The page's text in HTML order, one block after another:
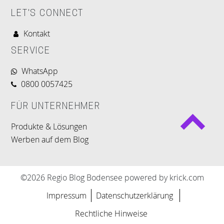
LET'S CONNECT
Kontakt
SERVICE
WhatsApp
0800 0057425
FÜR UNTERNEHMER
Produkte & Lösungen
Werben auf dem Blog
©2026 Regio Blog Bodensee powered by krick.com
Impressum
Datenschutzerklärung
Rechtliche Hinweise